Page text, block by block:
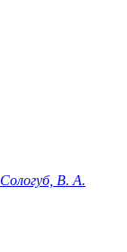
Сологуб, В. А.